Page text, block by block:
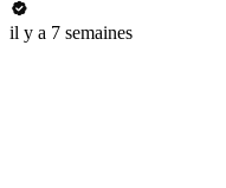
il y a 7 semaines